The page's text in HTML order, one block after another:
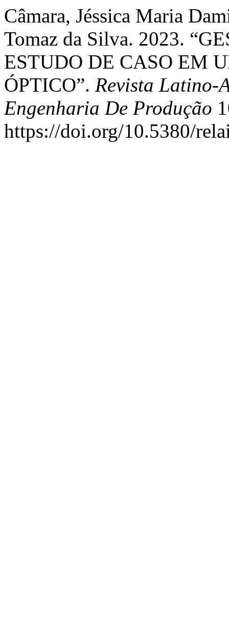
Câmara, Jéssica Maria
Tomaz da Silva. 2023.
ESTUDO DE CASO EM
ÓPTICO”. Revista Latino-
Engenharia De Produção
https://doi.org/10.5380/